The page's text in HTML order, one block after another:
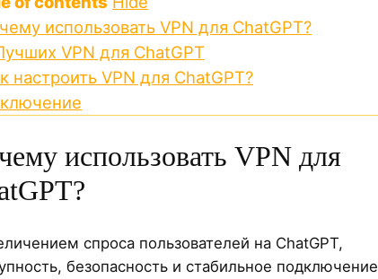
использовать VPN для ChatGPT?
VPN для ChatGPT
настроить VPN для ChatGPT?
использовать VPN для
спроса пользователей на ChatGPT,
безопасность и стабильное подключение